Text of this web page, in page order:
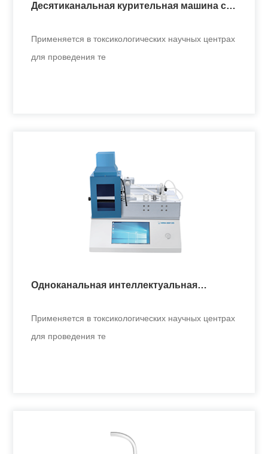
Десятиканальная курительная машина с
Применяется в токсикологических научных центрах
для проведения те
Десятиканальная курительная машина с
вращающимся барабаном
Применяется в токсикологических научных центрах
для проведения те
Одноканальная интеллектуальная
Применяется в токсикологических научных центрах
для проведения те